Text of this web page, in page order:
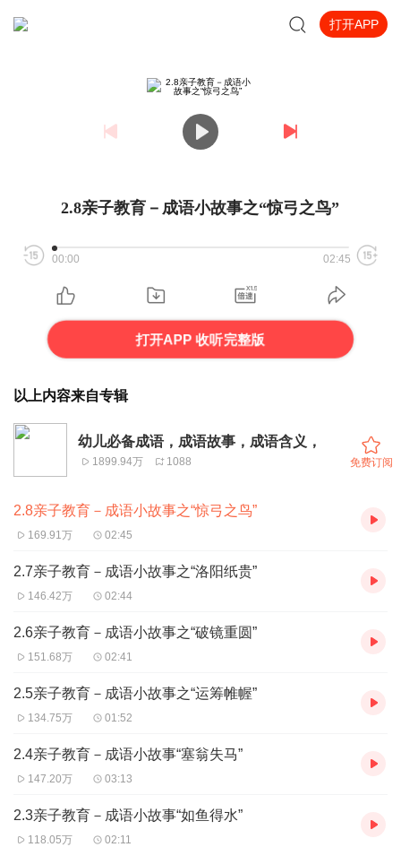
打开APP
2.8亲子教育－成语小故事之“惊弓之鸟”
00:00 02:45
打开APP 收听完整版
以上内容来自专辑
幼儿必备成语，成语故事，成语含义，
1899.94万 1088 免费订阅
2.8亲子教育－成语小故事之“惊弓之鸟”
169.91万 02:45
2.7亲子教育－成语小故事之“洛阳纸贵”
146.42万 02:44
2.6亲子教育－成语小故事之“破镜重圆”
151.68万 02:41
2.5亲子教育－成语小故事之“运筹帷幄”
134.75万 01:52
2.4亲子教育－成语小故事“塞翁失马”
147.20万 03:13
2.3亲子教育－成语小故事“如鱼得水”
118.05万 02:11